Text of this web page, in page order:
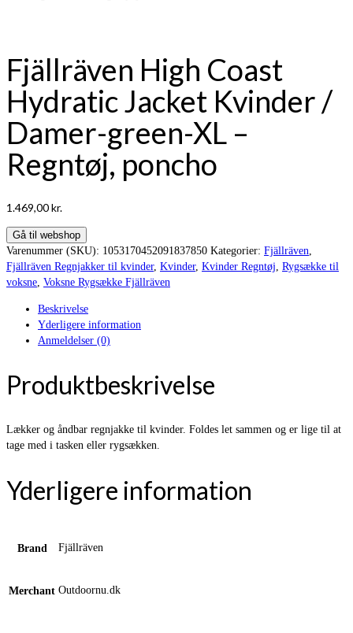
Fjällräven High Coast
Hydratic Jacket Kvinder /
Damer-green-XL –
Regntøj, poncho
1.469,00kr.
Gå til webshop
Varenummer (SKU): 1053170452091837850 Kategorier: Fjällräven
Fjällräven Regnjakker til kvinder, Kvinder, Kvinder Regntøj Rygsække til
voksne Voksne Rygsække Fjällräven
Beskrivelse
Yderligere information
Anmeldelser (0)
Produktbeskrivelse
Lækker og åndbar regnjakke til kvinder. Foldes let sammen og er lige til at
tage med i tasken eller rygsækken.
Yderligere information
Brand Fjällräven
Merchant Outdoornu.dk